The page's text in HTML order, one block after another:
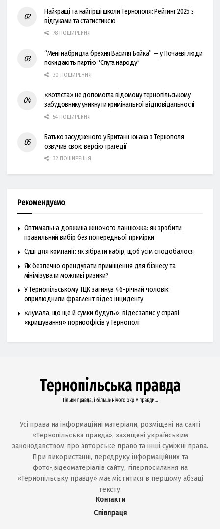
Найкращі та найгірші школи Тернополя: Рейтинг 2025 з
відгуками та статистикою
78 ПОШИРЕННЯ
“Мені набридла брехня Василя Бойка” — у Почаєві люди
покидають партію “Слуга народу”
30 ПОШИРЕННЯ
«Котлєта» не допомогла відомому тернопільському
забудовнику уникнути кримінальної відповідальності
54 ПОШИРЕННЯ
Батько засудженого у Британії юнака з Тернополя
озвучив свою версію трагедії
32 ПОШИРЕННЯ
Рекомендуємо
Оптимальна довжина жіночого ланцюжка: як зробити
правильний вибір без попередньої примірки
Суші для компанії: як зібрати набір, щоб усім сподобалося
Як безпечно орендувати приміщення для бізнесу та
мінімізувати можливі ризики?
У Тернопільському ТЦК загинув 46-річний чоловік:
оприлюднили фрагмент відео інциденту
«Думала, що ще й сумки будуть»: відеозапис у справі
«кришування» порноофісів у Тернополі
Усі права на інформаційні матеріали, розміщені на сайті
«Тернопільська правда», захищені українським
законодавством про авторське право та інші суміжні права.
При використанні, передруку інформаційних та
фото-,відеоматеріалів сайту, гіперпосилання на
«Тернопільську правду» має міститися в першому абзаці
тексту.
Контакти
Співпраця